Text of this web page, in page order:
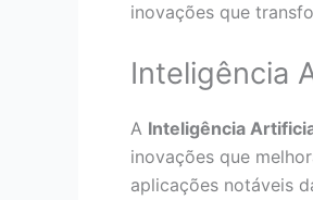
inovações que
Inteligência
A Inteligência
inovações que
aplicações notáveis